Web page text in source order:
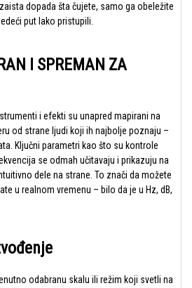
dopada šta čujete, samo ga obeležite
put lako pristupili.
I SPREMAN ZA
i efekti su unapred mapirani na
od strane ljudi koji ih najbolje poznaju –
Ključni parametri kao što su kontrole
se odmah učitavaju i prikazuju na
dele na strane. To znači da možete
u realnom vremenu – bilo da je u Hz, dB,
odabranu skalu ili režim koji svetli na